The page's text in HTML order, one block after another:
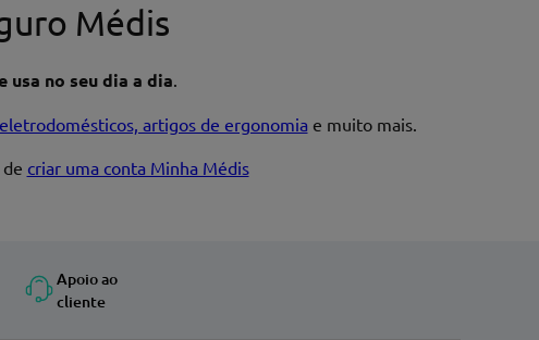
Médis
usa no seu dia a dia.
eletrodomésticos, artigos de ergonomia e muito mais.
criar uma conta Minha Médis
Apoio ao
cliente